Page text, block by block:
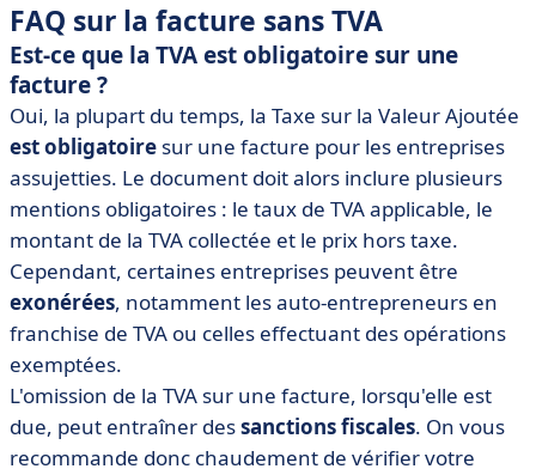
FAQ sur la facture sans TVA
Est-ce que la TVA est obligatoire sur une
facture ?
Oui, la plupart du temps, la Taxe sur la Valeur Ajoutée
est obligatoire sur une facture pour les entreprises
assujetties. Le document doit alors inclure plusieurs
mentions obligatoires : le taux de TVA applicable, le
montant de la TVA collectée et le prix hors taxe.
Cependant, certaines entreprises peuvent être
exonérées, notamment les auto-entrepreneurs en
franchise de TVA ou celles effectuant des opérations
exemptées.
L'omission de la TVA sur une facture, lorsqu'elle est
due, peut entraîner dessanctions fiscales. On vous
recommande donc chaudement de vérifier votre